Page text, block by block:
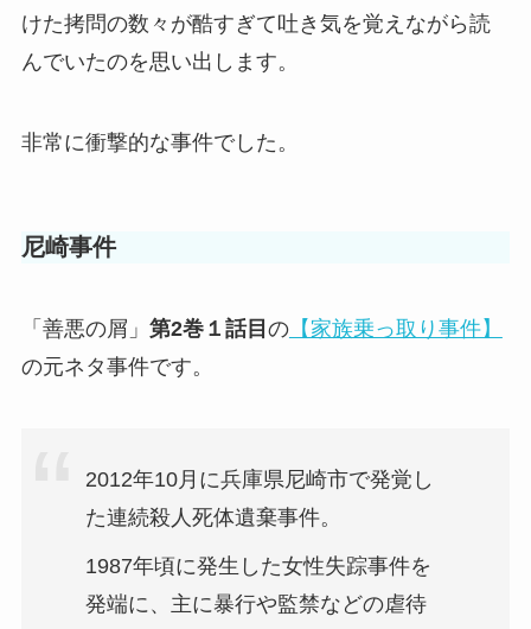
けた拷問の数々が酷すぎて吐き気を覚えながら読
んでいたのを思い出します。
非常に衝撃的な事件でした。
尼崎事件
「善悪の屑」 第2巻１話目 の【家族乗っ取り事件】
の元ネタ事件です。
2012年10月に兵庫県尼崎市で発覚し
た連続殺人死体遺棄事件。
1987年頃に発生した女性失踪事件を
発端に、主に暴行や監禁などの虐待